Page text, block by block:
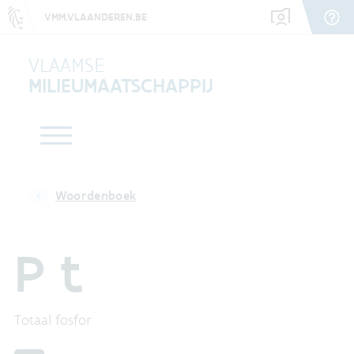
VMM.VLAANDEREN.BE
VLAAMSE
MILIEUMAATSCHAPPIJ
Woordenboek
P t
Totaal fosfor